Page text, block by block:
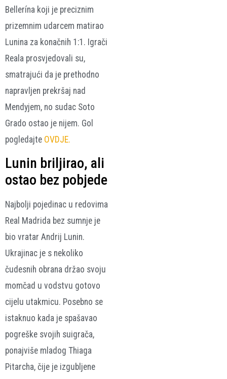
Bellerína koji je preciznim
prizemnim udarcem matirao
Lunina za konačnih 1:1. Igrači
Reala prosvjedovali su,
smatrajući da je prethodno
napravljen prekršaj nad
Mendyjem, no sudac Soto
Grado ostao je nijem. Gol
pogledajte OVDJE.
Lunin briljirao, ali
ostao bez pobjede
Najbolji pojedinac u redovima
Real Madrida bez sumnje je
bio vratar Andrij Lunin.
Ukrajinac je s nekoliko
čudesnih obrana držao svoju
momčad u vodstvu gotovo
cijelu utakmicu. Posebno se
istaknuo kada je spašavao
pogreške svojih suigrača,
ponajviše mladog Thiaga
Pitarcha, čije je izgubljene